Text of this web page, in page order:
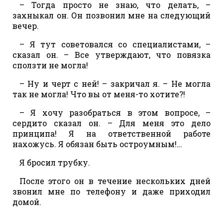
– Тогда просто не знаю, что делать, –
захныкал он. Он позвонил мне на следующий
вечер.
– Я тут советовался со специалистами, –
сказал он. – Все утверждают, что повязка
сползти не могла!
– Ну и черт с ней! – закричал я. – Не могла
так не могла! Что вы от меня-то хотите?!
– Я хочу разобраться в этом вопросе, –
сердито сказал он. – Для меня это дело
принципа! Я на ответственной работе
нахожусь. Я обязан быть остроумным!…
Я бросил трубку.
После этого он в течение нескольких дней
звонил мне по телефону и даже приходил
домой.